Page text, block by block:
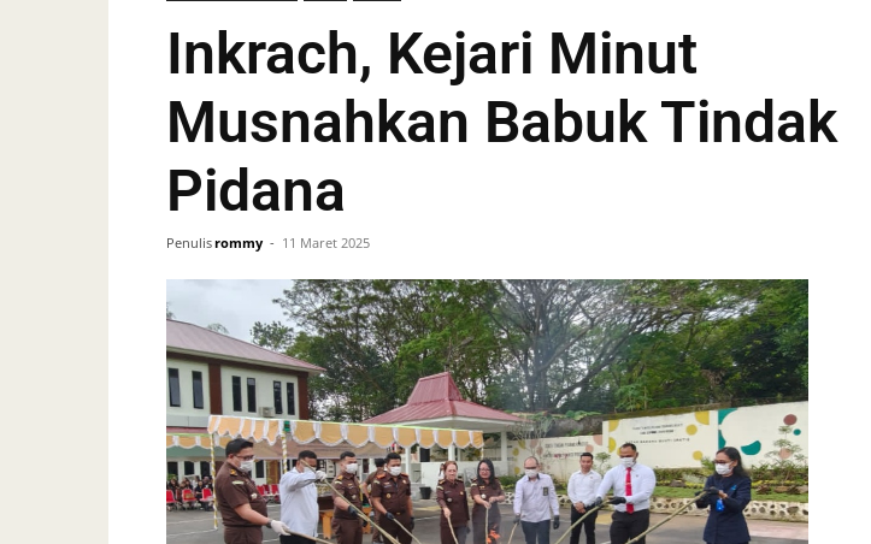
Inkrach, Kejari Minut
Musnahkan Babuk Tindak
Pidana
Penulisrommy - 11 Maret 2025